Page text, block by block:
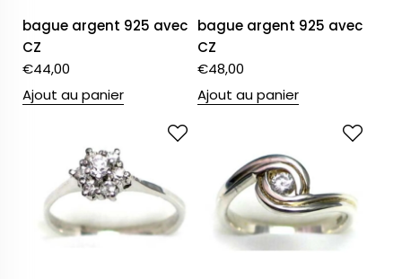
bague argent 925 avec
CZ
€44,00
Ajout au panier
bague argent 925 avec
CZ
€48,00
Ajout au panier